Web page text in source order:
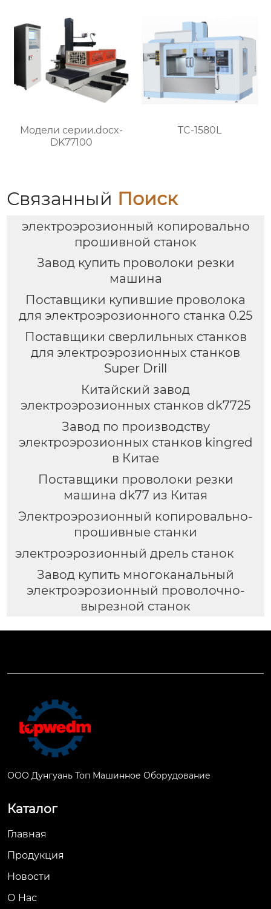
Модели серии.docx-
DK77100
TC-1580L
Связанный Поиск
электроэрозионный копировально
прошивной станок
Завод купить проволоки резки
машина
Поставщики купившие проволока
для электроэрозионного станка 0.25
Поставщики сверлильных станков
для электроэрозионных станков
Super Drill
Китайский завод
электроэрозионных станков dk7725
Завод по производству
электроэрозионных станков kingred
в Китае
Поставщики проволоки резки
машина dk77 из Китая
Электроэрозионный копировально-
прошивные станки
электроэрозионный дрель станок
Завод купить многоканальный
электроэрозионный проволочно-
вырезной станок
ООО Дунгуань Топ Машинное Оборудование
Каталог
Главная
Продукция
Новости
О Hас